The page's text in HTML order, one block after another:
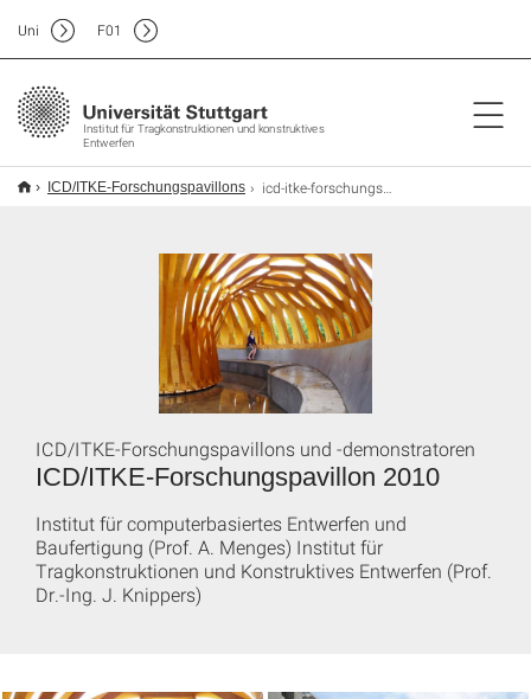
Institut für Tragkonstruktionen und konstruktives
Entwerfen
Uni F01
ICD/ITKE-Forschungspavillons icd-itke-forschungspavillon-2010
ICD/ITKE-Forschungspavillon 2010
ICD/ITKE-Forschungspavillons und -demonstratoren
Institut für computerbasiertes Entwerfen und
Baufertigung (Prof. A. Menges) Institut für
Tragkonstruktionen und Konstruktives Entwerfen (Prof.
Dr.-Ing. J. Knippers)